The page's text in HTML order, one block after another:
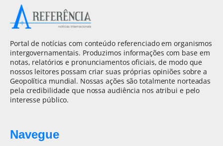
Portal de notícias com conteúdo referenciado em organismos
intergovernamentais. Produzimos informações com base em
notas, relatórios e pronunciamentos oficiais, de modo que
nossos leitores possam criar suas próprias opiniões sobre a
Geopolítica mundial. Nossas ações são totalmente norteadas
pela credibilidade que nossa audiência nos atribui e pelo
interesse público.
Navegue